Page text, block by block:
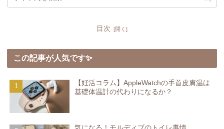
目次
この記事が人気です✨
【妊活コラム】AppleWatchの手首皮膚温は
基礎体温計の代わりになるか？